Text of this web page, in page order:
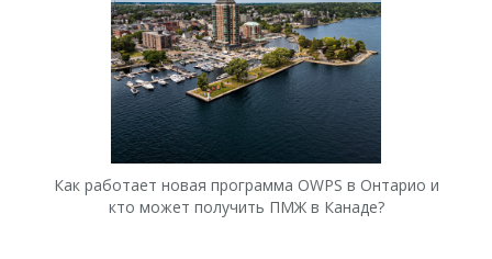
Как работает новая программа OWPS в Онтарио и
кто может получить ПМЖ в Канаде?